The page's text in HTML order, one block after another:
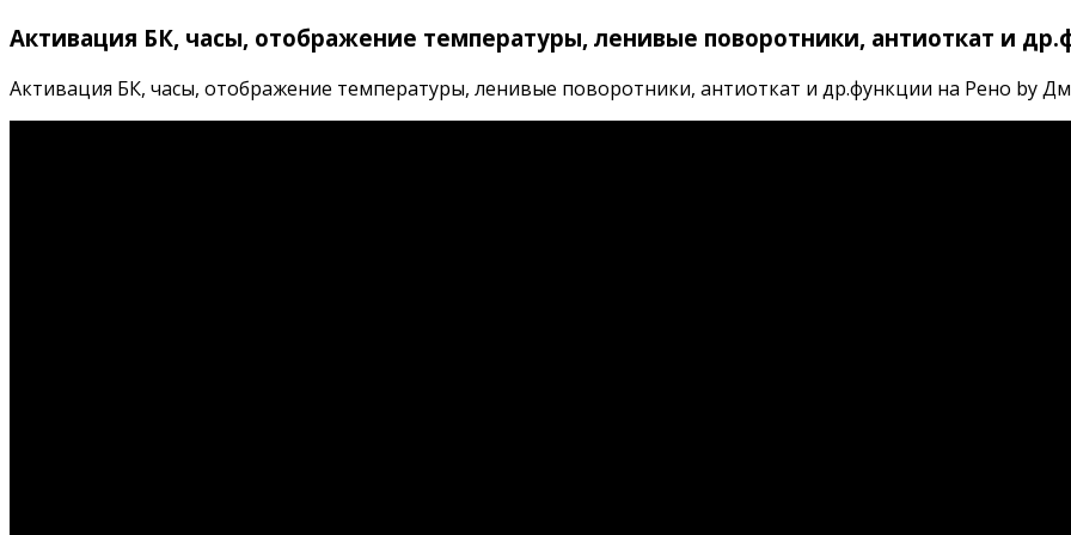
Активация БК, часы, отображение температуры, ленивые поворотники, антиоткат и
Активация БК, часы, отображение температуры, ленивые поворотники, антиоткат и др.функции на Рено by